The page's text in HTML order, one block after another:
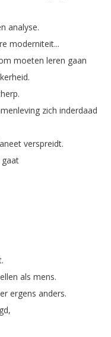
analyse.
moderniteit...
moeten leren gaan
.
.
zich inderdaad
verspreidt.
gaat
.
als mens.
ergens anders.
,